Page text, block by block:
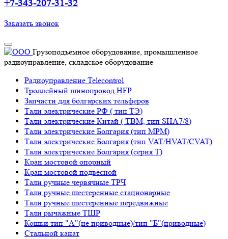
+7-343-207-31-32
Заказать звонок
Грузоподъемное оборудование, промышленное
радиоуправление, складское оборудование
Радиоуправление Telecontrol
Троллейный шинопровод HFP
Запчасти для болгарских тельферов
Тали электрические РФ ( тип ТЭ)
Тали электрические Китай ( TBM, тип SHA7/8)
Тали электрические Болгария (тип МРМ)
Тали электрические Болгария (тип VAT/HVAT/CVAT)
Тали электрические Болгария (серия Т)
Кран мостовой опорный
Кран мостовой подвесной
Тали ручные червячные ТРЧ
Тали ручные шестеренные стационарные
Тали ручные шестеренные передвижные
Тали рычажные ТШР
Кошки тип "А"(не приводные)/тип "Б"(приводные)
Стальной канат